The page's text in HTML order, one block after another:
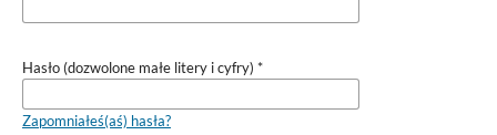
Hasło (dozwolone małe litery i cyfry) *
Zapomniałeś(aś) hasła?